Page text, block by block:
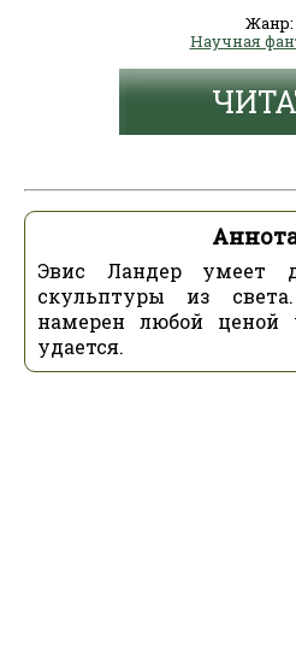
Жанр:
Научная
Эвис Ландер умеет
скульптуры из
намерен любой ценой
удается.